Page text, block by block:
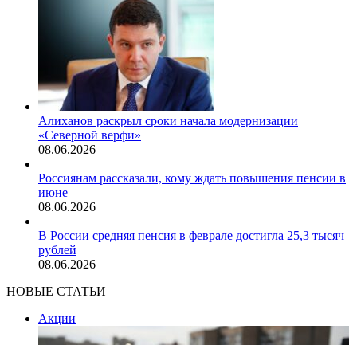
Алиханов раскрыл сроки начала модернизации
«Северной верфи»
08.06.2026
Россиянам рассказали, кому ждать повышения пенсии в
июне
08.06.2026
В России средняя пенсия в феврале достигла 25,3 тысяч
рублей
08.06.2026
НОВЫЕ СТАТЬИ
Акции